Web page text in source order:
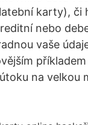
karty), či
nebo
vaše
na velkou